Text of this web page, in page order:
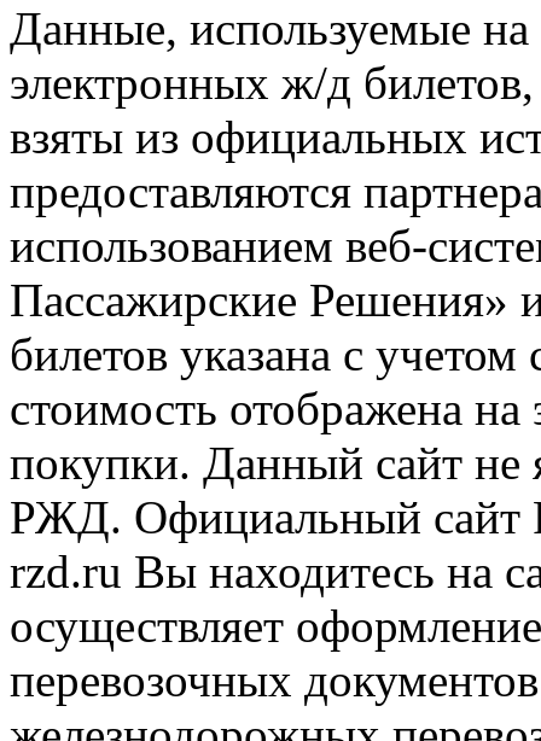
Данные, используемые на
электронных ж/д
взяты из официальных
предоставляются
использованием веб-
Пассажирские
билетов указана с
стоимость отображена
покупки. Данный сайт не
РЖД. Официальный сайт
rzd.ru Вы находитесь на
осуществляет
перевозочных